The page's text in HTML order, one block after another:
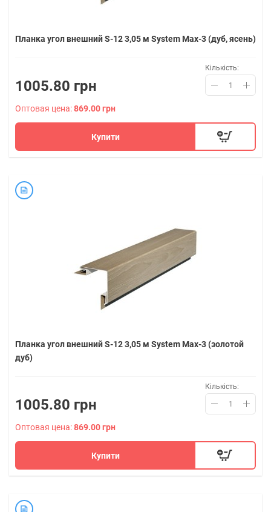
Планка угол внешний S-12 3,05 м System Max-3 (дуб, ясень)
1005.80 грн
Кількість:
Оптовая цена:869.00 грн
Купити
Планка угол внешний S-12 3,05 м System Max-3 (золотой
дуб)
1005.80 грн
Кількість:
Оптовая цена:869.00 грн
Купити